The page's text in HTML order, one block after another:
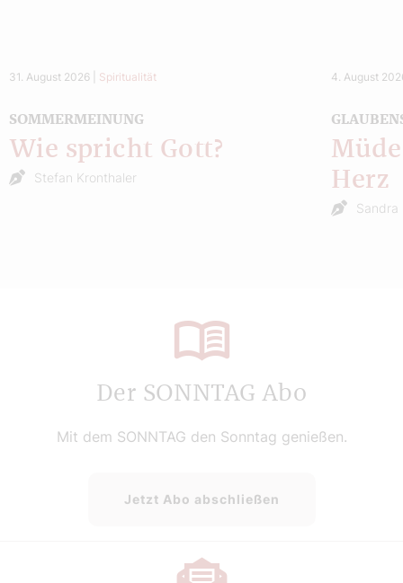
31. August 2026 Spiritualität
SOMMERMEINUNG
Wie spricht Gott?
Stefan Kronthaler
4. August
Herz
Sandra
Der SONNTAG Abo
Mit dem SONNTAG den Sonntag genießen.
Jetzt Abo abschließen